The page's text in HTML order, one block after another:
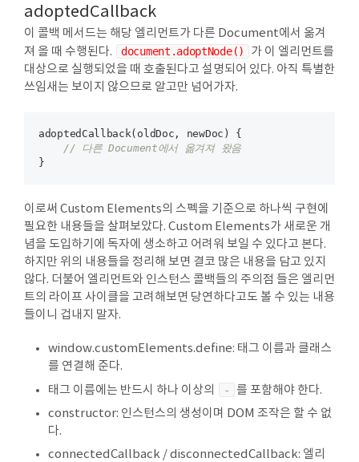
adoptedCallback
이 콜백 메서드는 해당 엘리먼트가 다른 Document에서 옮겨
져 올 때 수행된다.
document.adoptNode()
가 이 엘리먼트를
대상으로 실행되었을 때 호출된다고 설명되어 있다. 아직 특별한
쓰임새는 보이지 않으므로 알고만 넘어가자.
adoptedCallback(oldDoc, newDoc) {
// 다른 Document에서 옮겨져 왔음
이로써 Custom Elements의 스펙을 기준으로 하나씩 구현에
필요한 내용들을 살펴보았다. Custom Elements가 새로운 개
념을 도입하기에 독자에 생소하고 어려워 보일 수 있다고 본다.
하지만 위의 내용들을 정리해 보면 결코 많은 내용을 담고 있지
않다. 더불어 엘리먼트와 인스턴스 콜백들의 주의점 들은 엘리먼
트의 라이프 사이클을 고려해보면 당연하다고도 볼 수 있는 내용
들이니 겁내지 말자.
window.customElements.define: 태그 이름과 클래스
를 연결해 준다.
태그 이름에는 반드시 하나 이상의
-
를 포함해야 한다.
constructor: 인스턴스의 생성이며 DOM 조작은 할 수 없
다.
connectedCallback / disconnectedCallback: 엘리